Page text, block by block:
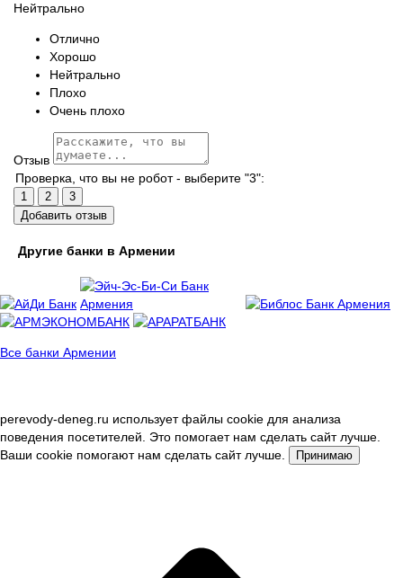
Нейтрально
Отлично
Хорошо
Нейтрально
Плохо
Очень плохо
Отзыв
Проверка, что вы не робот - выберите "3":
1 2
3
Добавить отзыв
Другие банки в Армении
Все банки Армении
perevody-deneg.ru использует файлы cookie для анализа
поведения посетителей. Это помогает нам сделать сайт лучше.
Ваши cookie помогают нам сделать сайт лучше.
Принимаю